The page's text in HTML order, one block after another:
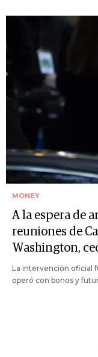
MONEY
A la espera de
reuniones de
Washington,
La intervención oficial
operó con bonos y